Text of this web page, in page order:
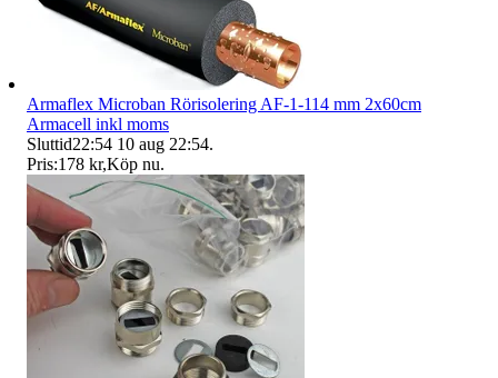
Armaflex Microban Rörisolering AF-1-114 mm 2x60cm
Armacell inkl moms
Sluttid22:54 10 aug 22:54.
Pris:178 kr,Köp nu.